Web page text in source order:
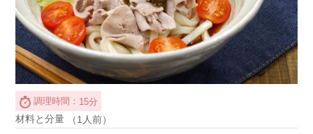
調理時間： 15分
材料と分量 （1人前）